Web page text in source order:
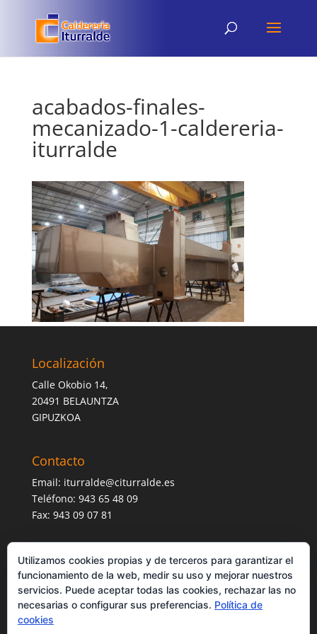
acabados-finales-
mecanizado-1-caldereria-
iturralde
Localización
Calle Okobio 14,
20491 BELAUNTZA
GIPUZKOA
Contacto
Email: iturralde@citurralde.es
Teléfono: 943 65 48 09
Fax: 943 09 07 81
Utilizamos cookies propias y de terceros para garantizar el
funcionamiento de la web, medir su uso y mejorar nuestros
servicios. Puede aceptar todas las cookies, rechazar las no
necesarias o configurar sus preferencias. Política de
cookies